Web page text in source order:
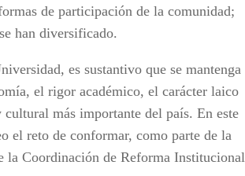
de participación de la comunidad;
han diversificado.
es sustantivo que se mantenga
el rigor académico, el carácter laico
más importante del país. En este
el reto de conformar, como parte de la
la Coordinación de Reforma Institucional